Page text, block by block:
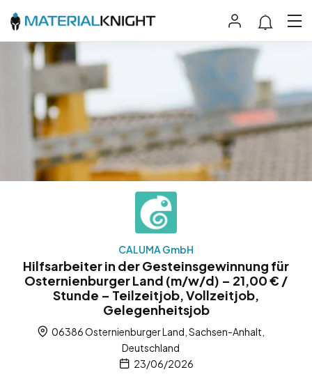
CALUMA GmbH
Hilfsarbeiter in der Gesteinsgewinnung für
Osternienburger Land (m/w/d) – 21,00 € /
Stunde – Teilzeitjob, Vollzeitjob,
Gelegenheitsjob
06386 Osternienburger Land, Sachsen-Anhalt,
Deutschland
23/06/2026